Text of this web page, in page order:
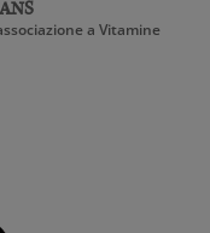
a Vitamine